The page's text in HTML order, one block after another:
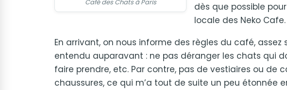
Café des Chats à Paris
dès que possible
locale des Neko Cafe.
En arrivant, on nous informe des règles du café, assez
entendu auparavant : ne pas déranger les chats qui
faire prendre, etc. Par contre, pas de vestiaires ou de
chaussures, ce qui m’a tout de suite un peu étonnée